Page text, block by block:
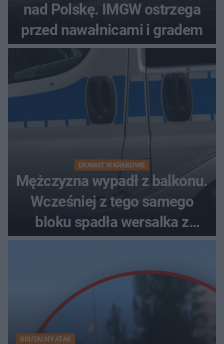
nad Polskę. IMGW ostrzega
przed nawałnicami i gradem
DRAMAT W KRAKOWIE
Mężczyzna wypadł z balkonu.
Wcześniej z tego samego
bloku spadła wersalka z
pościelą
BRUTALNY ATAK